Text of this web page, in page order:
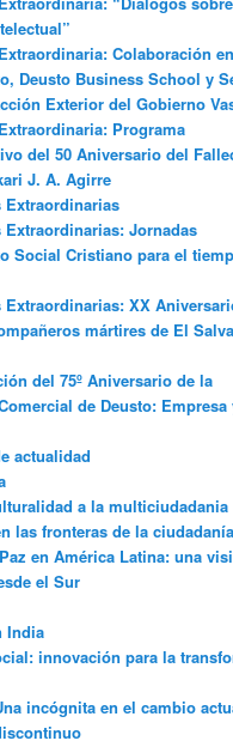
Colaboración
Deusto Business School y
Exterior del Gobierno
Programa
del 50 Aniversario del
J. A. Agirre
Extraordinarias
Extraordinarias: Jornadas
Social Cristiano para el
Extraordinarias: XX
mártires de El
del 75º Aniversario de la
de Deusto: Empresa
actualidad
a la multiciudadania
las fronteras de la ciudadanía
en América Latina: una
el Sur
India
innovación para la
incógnita en el cambio